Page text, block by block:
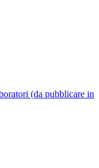
(da pubblicare in